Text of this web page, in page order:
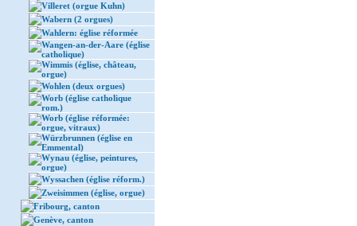
Villeret (orgue Kuhn)
Wabern (2 orgues)
Wahlern: église réformée
Wangen-an-der-Aare (église
catholique)
Wimmis (église, château,
orgue)
Wohlen (deux orgues)
Worb (église catholique
rom.)
Worb (église réformée:
orgue, vitraux)
Würzbrunnen (église en
Emmental)
Wynau (église, peintures,
orgue)
Wyssachen (église réform.)
Zweisimmen (église, orgue)
Fribourg, canton
Genève, canton